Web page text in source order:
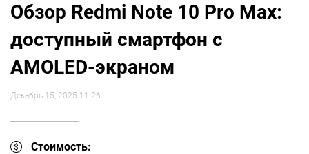
Обзор Redmi Note 10 Pro Max:
доступный смартфон с
AMOLED-экраном
Декабрь 15, 2025 11:26
Стоимость: